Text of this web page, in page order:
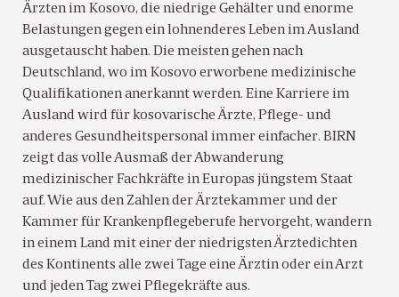
Ärzten im Kosovo, die niedrige Gehälter und enorme
Belastungen gegen ein lohnenderes Leben im Ausland
ausgetauscht haben. Die meisten gehen nach
Deutschland, wo im Kosovo erworbene medizinische
Qualifikationen anerkannt werden. Eine Karriere im
Ausland wird für kosovarische Ärzte, Pflege- und
anderes Gesundheitspersonal immer einfacher. BIRN
zeigt das volle Ausmaß der Abwanderung
medizinischer Fachkräfte in Europas jüngstem Staat
auf. Wie aus den Zahlen der Ärztekammer und der
Kammer für Krankenpflegeberufe hervorgeht, wandern
in einem Land mit einer der niedrigsten Ärztedichten
des Kontinents alle zwei Tage eine Ärztin oder ein Arzt
und jeden Tag zwei Pflegekräfte aus.